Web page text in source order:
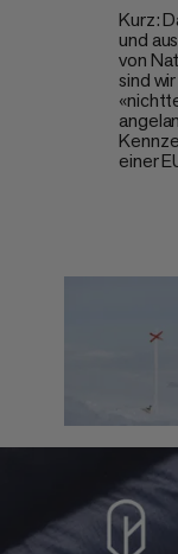
Kurz:
und
von
sind
einer